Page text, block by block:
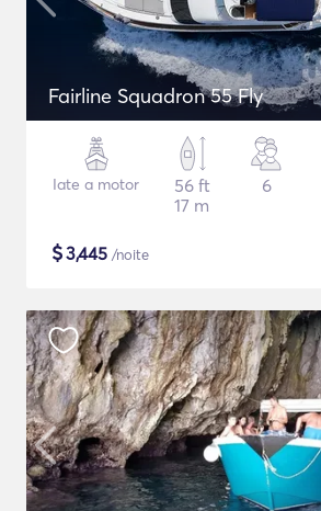
Fairline Squadron 55 Fly
Iate a motor
56 ft
17 m
6
$3,445 /noite